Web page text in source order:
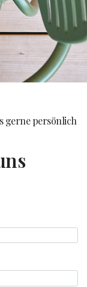
gerne persönlich